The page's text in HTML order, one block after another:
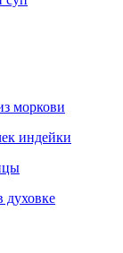
моркови
индейки
духовке